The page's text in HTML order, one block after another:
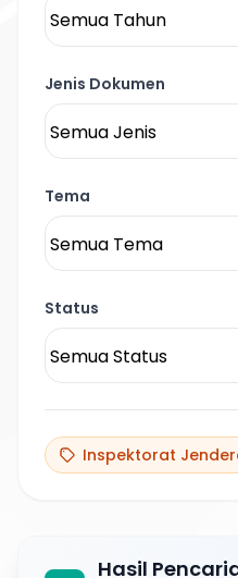
Jenis Dokumen
Tema
Status
Inspektorat
Hasil